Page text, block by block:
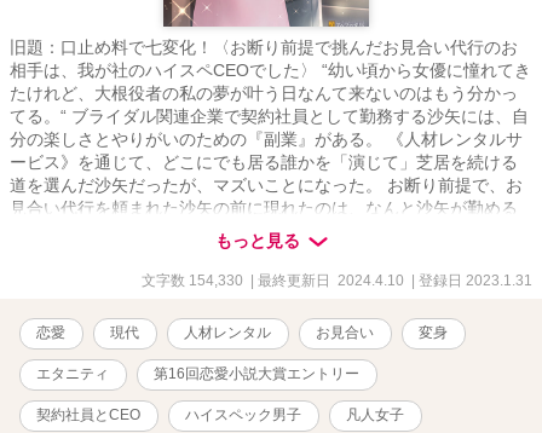
旧題：口止め料で七変化！〈お断り前提で挑んだお見合い代行のお
相手は、我が社のハイスペCEOでした〉 “幼い頃から女優に憧れてき
たけれど、大根役者の私の夢が叶う日なんて来ないのはもう分かっ
てる。“ ブライダル関連企業で契約社員として勤務する沙矢には、自
分の楽しさとやりがいのための『副業』がある。 《人材レンタルサ
ービス》を通じて、どこにでも居る誰かを「演じて」芝居を続ける
道を選んだ沙矢だったが、マズいことになった。 お断り前提で、お
見合い代行を頼まれた沙矢の前に現れたのは、なんと沙矢が勤める
会社のCEOである梶峰だった！？ 20230208 追記：梶峰さん（ヒー
ロー）視点は★をつけます。
もっと見る
文字数 154,330 | 最終更新日 2024.4.10 | 登録日 2023.1.31
恋愛 現代 人材レンタル お見合い 変身
エタニティ 第16回恋愛小説大賞エントリー
契約社員とCEO ハイスペック男子 凡人女子